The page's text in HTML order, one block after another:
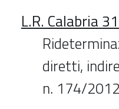
L.R. Calabria
diretti,
n. 174/